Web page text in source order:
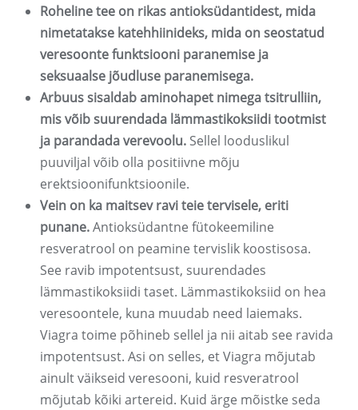
Roheline tee on rikas antioksüdantidest, mida
nimetatakse katehhiinideks, mida on seostatud
veresoonte funktsiooni paranemise ja
seksuaalse jõudluse paranemisega.
Arbuus sisaldab aminohapet nimega tsitrulliin,
mis võib suurendada lämmastikoksiidi tootmist
ja parandada verevoolu. Sellel looduslikul
puuviljal võib olla positiivne mõju
erektsioonifunktsioonile.
Vein on ka maitsev ravi teie tervisele, eriti
punane.Antioksüdantne fütokeemiline
resveratrool on peamine tervislik koostisosa.
See ravib impotentsust, suurendades
lämmastikoksiidi taset. Lämmastikoksiid on hea
veresoontele, kuna muudab need laiemaks.
Viagra toime põhineb sellel ja nii aitab see ravida
impotentsust. Asi on selles, et Viagra mõjutab
ainult väikseid veresooni, kuid resveratrool
mõjutab kõiki artereid. Kuid ärge mõistke seda